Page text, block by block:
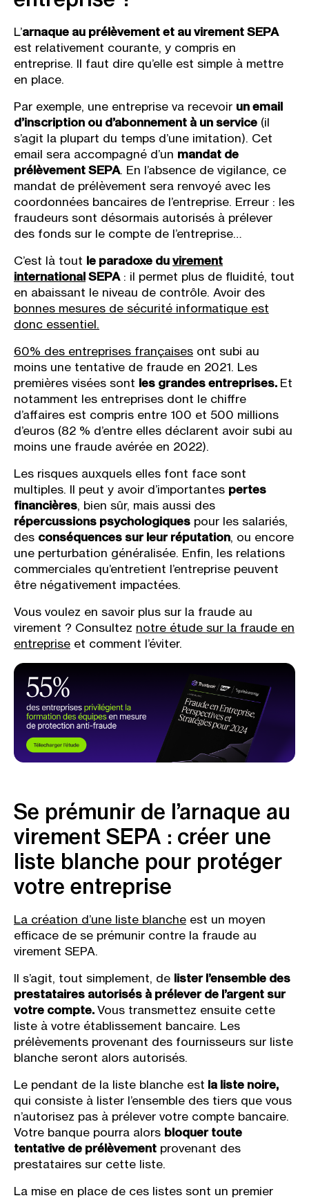
L’arnaque au prélèvement et au virement SEPA
est relativement courante, y compris en
entreprise. Il faut dire qu’elle est simple à mettre
en place.
Par exemple, une entreprise va recevoir un email
d’inscription ou d’abonnement à un service (il
s’agit la plupart du temps d’une imitation). Cet
email sera accompagné d’un mandat de
prélèvement SEPA. En l’absence de vigilance, ce
mandat de prélèvement sera renvoyé avec les
coordonnées bancaires de l’entreprise. Erreur : les
fraudeurs sont désormais autorisés à prélever
des fonds sur le compte de l’entreprise…
C’est là tout le paradoxe du virement
international SEPA: il permet plus de fluidité, tout
en abaissant le niveau de contrôle. Avoir des
bonnes mesures de sécurité informatique est
donc essentiel.
60% des entreprises françaises ont subi au
moins une tentative de fraude en 2021. Les
premières visées sont les grandes entreprises. Et
notamment les entreprises dont le chiffre
d’affaires est compris entre 100 et 500 millions
d’euros (82 % d’entre elles déclarent avoir subi au
moins une fraude avérée en 2022).
Les risques auxquels elles font face sont
multiples. Il peut y avoir d’importantes pertes
financières, bien sûr, mais aussi des
répercussions psychologiques pour les salariés,
des conséquences sur leur réputation, ou encore
une perturbation généralisée. Enfin, les relations
commerciales qu’entretient l’entreprise peuvent
être négativement impactées.
Vous voulez en savoir plus sur la fraude au
virement ? Consultez notre étude sur la fraude en
entreprise et comment l’éviter.
Se prémunir de l’arnaque au
virement SEPA : créer une
liste blanche pour protéger
votre entreprise
La création d’une liste blanche est un moyen
efficace de se prémunir contre la fraude au
virement SEPA.
Il s’agit, tout simplement, de lister l’ensemble des
prestataires autorisés à prélever de l’argent sur
votre compte. Vous transmettez ensuite cette
liste à votre établissement bancaire. Les
prélèvements provenant des fournisseurs sur liste
blanche seront alors autorisés.
Le pendant de la liste blanche est la liste noire,
qui consiste à lister l’ensemble des tiers que vous
n’autorisez pas à prélever votre compte bancaire.
Votre banque pourra alors bloquer toute
tentative de prélèvement provenant des
prestataires sur cette liste.
La mise en place de ces listes sont un premier